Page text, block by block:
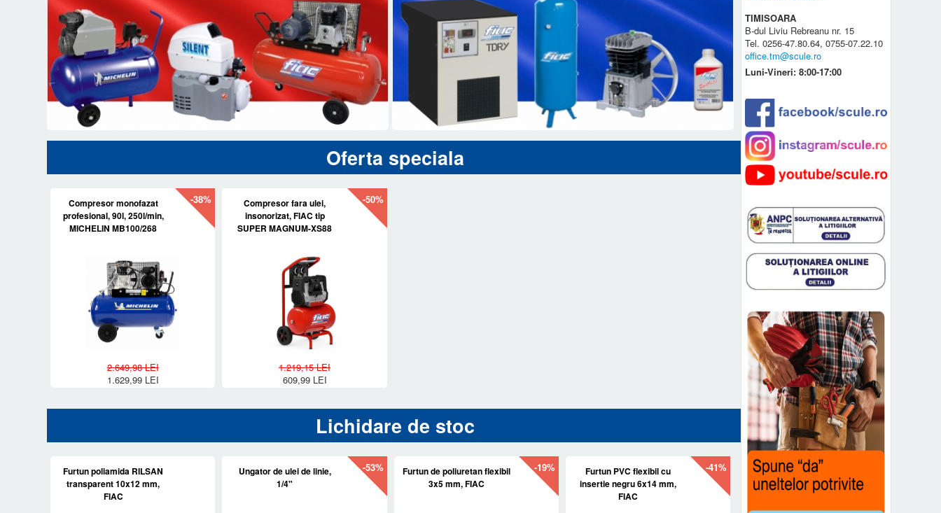
Oferta speciala
-38%
Compresor monofazat
profesional, 90l, 250l/min,
MICHELIN MB100/268
2.649,98 LEI
1.629,99 LEI
-50%
Compresor fara ulei,
insonorizat, FIAC tip
SUPER MAGNUM-XS88
1.219,15 LEI
609,99 LEI
Lichidare de stoc
Furtun poliamida RILSAN
transparent 10x12 mm,
FIAC
-53%
Ungator de ulei de linie,
1/4"
-19%
Furtun de poliuretan flexibil
3x5 mm, FIAC
-41%
Furtun PVC flexibil cu
insertie negru 6x14 mm,
FIAC
TIMISOARA
B-dul Liviu Rebreanu nr. 15
Tel. 0256-47.80.64, 0755-07.22.10
office.tm@scule.ro
Luni-Vineri: 8:00-17:00